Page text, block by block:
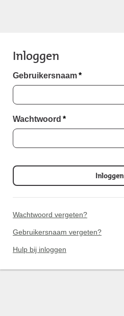
Inloggen
Gebruikersnaam*
Wachtwoord *
Inloggen
Wachtwoord vergeten?
Gebruikersnaam vergeten?
Hulp bij inloggen